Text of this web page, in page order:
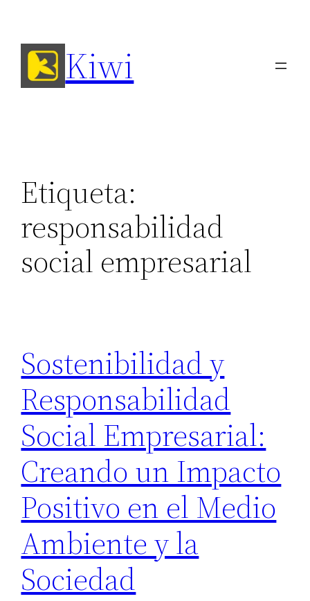
contenido Kiwi
Etiqueta:
responsabilidad
social empresarial
Sostenibilidad y
Responsabilidad
Social Empresarial:
Creando un Impacto
Positivo en el Medio
Ambiente y la
Sociedad